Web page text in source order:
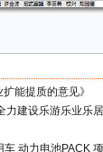
能提质的意见》
力建设乐游乐业乐
动力电池PACK